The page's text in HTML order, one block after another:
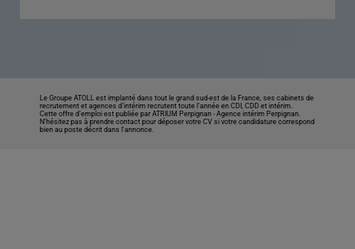
Le Groupe ATOLL est implanté dans tout le grand sud-est de la France, ses cabinets de
recrutement et agences d’intérim recrutent toute l’année en CDI, CDD et intérim.
Cette offre d’emploi est publiée par ATRIUM Perpignan -Agence intérim Perpignan.
N’hésitez pas à prendre contact pour déposer votre CV si votre candidature correspond
bien au poste décrit dans l'annonce.